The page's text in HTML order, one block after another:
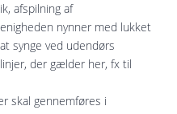
afspilning af
nynner med lukket
synge ved udendørs
der gælder her, fx til
skal gennemføres i